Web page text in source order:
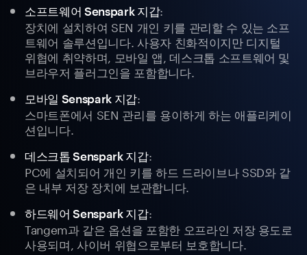
소프트웨어 Senspark 지갑:
장치에 설치하여 SEN 개인 키를 관리할 수 있는 소프
트웨어 솔루션입니다. 사용자 친화적이지만 디지털
위협에 취약하며, 모바일 앱, 데스크톱 소프트웨어 및
브라우저 플러그인을 포함합니다.
모바일 Senspark 지갑:
스마트폰에서 SEN 관리를 용이하게 하는 애플리케이
션입니다.
데스크톱 Senspark 지갑:
PC에 설치되어 개인 키를 하드 드라이브나 SSD와 같
은 내부 저장 장치에 보관합니다.
하드웨어 Senspark 지갑:
Tangem과 같은 옵션을 포함한 오프라인 저장 용도로
사용되며, 사이버 위협으로부터 보호합니다.